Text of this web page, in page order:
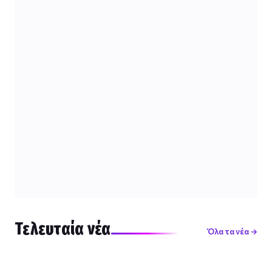
Τελευταία νέα Όλα τα νέα →